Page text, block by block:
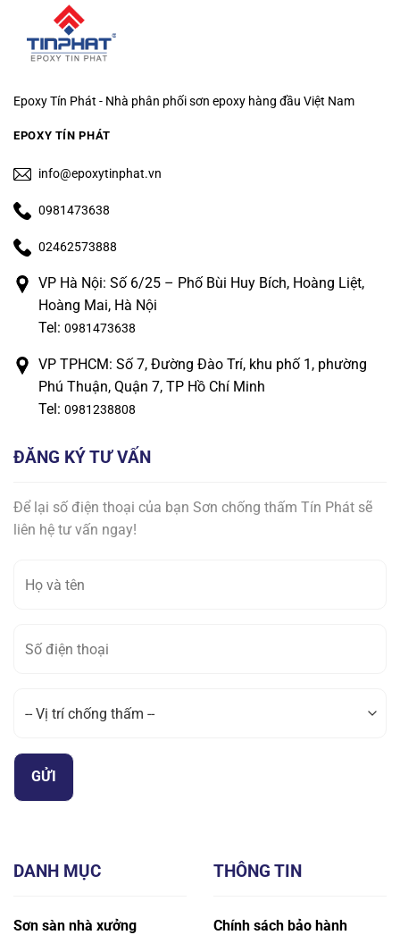
Epoxy Tín Phát - Nhà phân phối sơn epoxy hàng đầu Việt Nam
EPOXY TÍN PHÁT
info@epoxytinphat.vn
0981473638
02462573888
VP Hà Nội: Số 6/25 – Phố Bùi Huy Bích, Hoàng Liệt,
Hoàng Mai, Hà Nội
Tel: 0981473638
VP TPHCM: Số 7, Đường Đào Trí, khu phố 1, phường
Phú Thuận, Quận 7, TP Hồ Chí Minh
Tel: 0981238808
DANH MỤC
Sơn sàn nhà xưởng
THÔNG TIN
Chính sách bảo hành
ĐĂNG KÝ TƯ VẤN
Để lại số điện thoại của bạn Sơn chống thấm Tín Phát sẽ
liên hệ tư vấn ngay!